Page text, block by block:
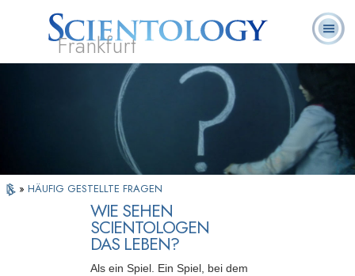
Frankfurt
Scientology?
Ehrenamtliche
Geistliche
Häufig gestellte
Fragen
» HÄUFIG GESTELLTE FRAGEN
WIE SEHEN
SCIENTOLOGEN
DAS LEBEN?
Als ein Spiel. Ein Spiel, bei dem